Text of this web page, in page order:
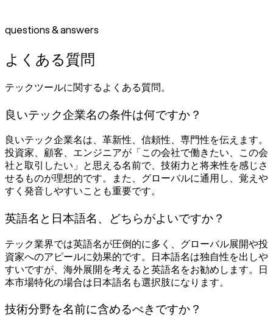
questions & answers
よくある質問
テックツールに関するよくある質問。
良いテック企業名の条件は何ですか？
良いテック企業名は、革新性、信頼性、専門性を伝えます。
投資家、顧客、エンジニアが「この会社で働きたい、この会
社と取引したい」と思える名前で、技術力と将来性を感じさ
せるものが理想的です。また、グローバルに通用し、覚えや
すく発音しやすいことも重要です。
英語名と日本語名、どちらがよいですか？
テック業界では英語名が圧倒的に多く、グローバル展開や投
資家へのアピールに効果的です。日本語名は独自性を出しや
すいですが、海外展開を考えると英語名をお勧めします。日
本市場特化の場合は日本語名も選択肢になります。
技術分野を名前に含めるべきですか？